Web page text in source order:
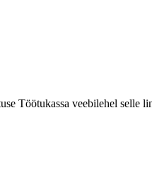
Töötukassa veebilehel selle